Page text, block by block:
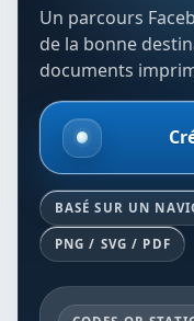
Un parcours
de la bonne
documents
BASÉ SUR UN
PNG / SVG / PDF